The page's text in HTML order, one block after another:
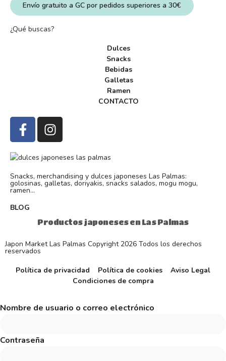
Snacks, merchandising y dulces japoneses Las Palmas:
golosinas, galletas, doriyakis, snacks salados, mogu mogu,
ramen...
BLOG
Productos japoneses en Las Palmas
¿Qué buscas?
Dulces
Snacks
Bebidas
Galletas
Ramen
CONTACTO
Envío gratuito a GC por pedidos superiores a 30€
Japon Market Las Palmas Copyright 2026 Todos los derechos
reservados
Política de privacidad
Política de cookies
Aviso Legal
Condiciones de compra
Nombre de usuario o correo electrónico
Contraseña